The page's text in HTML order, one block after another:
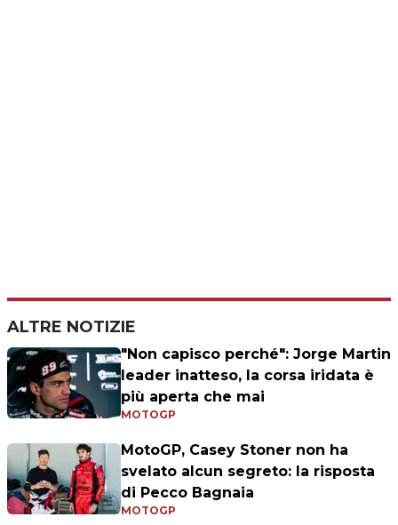
ALTRE NOTIZIE
"Non capisco perché": Jorge Martin
leader inatteso, la corsa iridata è
più aperta che mai
MOTOGP
MotoGP, Casey Stoner non ha
svelato alcun segreto: la risposta
di Pecco Bagnaia
MOTOGP